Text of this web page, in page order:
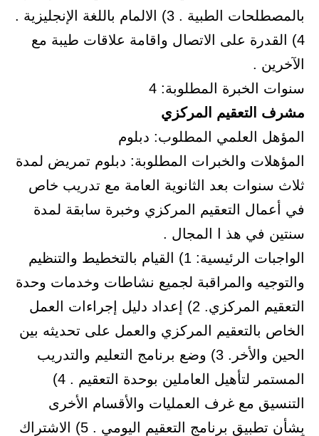
بالمصطلحات الطبية . 3) الالمام باللغة الإنجليزية .
4) القدرة على الاتصال واقامة علاقات طيبة مع
الآخرين .
سنوات الخبرة المطلوبة: 4
مشرف التعقيم المركزي
المؤهل العلمي المطلوب: دبلوم
المؤهلات والخبرات المطلوبة: دبلوم تمريض لمدة
ثلاث سنوات بعد الثانوية العامة مع تدريب خاص
في أعمال التعقيم المركزي وخبرة سابقة لمدة
سنتين في هذ ا المجال .
الواجبات الرئيسية: 1) القيام بالتخطيط والتنظيم
والتوجيه والمراقبة لجميع نشاطات وخدمات وحدة
التعقيم المركزي. 2) إعداد دليل إجراءات العمل
الخاص بالتعقيم المركزي والعمل على تحديثه بين
الحين والأخر. 3) وضع برنامج التعليم والتدريب
المستمر لتأهيل العاملين بوحدة التعقيم . 4)
التنسيق مع غرف العمليات والأقسام الأخرى
بِشأن تطبيق برنامج التعقيم اليومي . 5) الاشتراك